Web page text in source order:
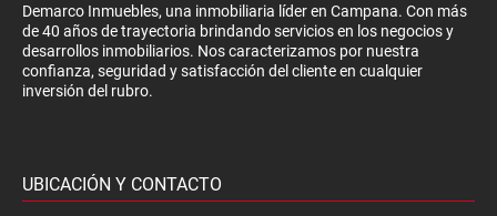
Demarco Inmuebles, una inmobiliaria líder en Campana. Con más
de 40 años de trayectoria brindando servicios en los negocios y
desarrollos inmobiliarios. Nos caracterizamos por nuestra
confianza, seguridad y satisfacción del cliente en cualquier
inversión del rubro.
UBICACIÓN Y CONTACTO